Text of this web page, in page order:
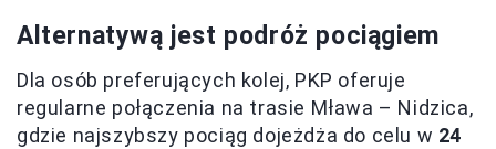
Alternatywą jest podróż pociągiem
Dla osób preferujących kolej, PKP oferuje
regularne połączenia na trasie Mława – Nidzica,
gdzie najszybszy pociąg dojeżdża do celu w 24